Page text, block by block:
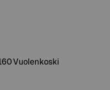
Vuolenkoski